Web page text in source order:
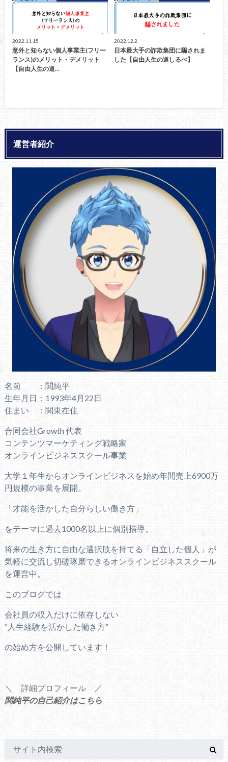
2022.11.15
意外と知らない個人事業主(フリー
ランス)のメリット・デメリット
【自由人生の道…
2022.12.2
日本最大手の詐欺集団に騙されま
した【自由人生の道しるべ】
運営者紹介
名前 ：関純平
生年月日：1993年4月22日
住まい ：関東在住
合同会社Growth 代表
コンテンツマーケティング戦略家
オンラインビジネススクール事業
大学１年生からオンラインビジネスを始め年間売上6900万
円規模の事業を展開。
「才能を活かした自分らしい働き方」
をテーマに過去1000名以上に個別指導。
将来の生き方に自由な選択肢を持てる「自立した個人」が
気軽に交流し切磋琢磨できるオンラインビジネススクール
を運営中。
このブログでは
会社員の収入だけに依存しない
“人生経験を活かした働き方”
の始め方を公開しています！
＼ 詳細プロフィール ／
関純平の自己紹介はこちら